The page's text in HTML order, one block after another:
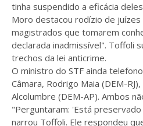
tinha suspendido a eficácia
Moro destacou rodízio de
magistrados que tomarem
declarada inadmissível". Toffoli
trechos da lei anticrime.
O ministro do STF ainda
Câmara, Rodrigo Maia (DEM-
Alcolumbre (DEM-AP). Ambos
"Perguntaram: 'Está
narrou Toffoli. Ele respondeu